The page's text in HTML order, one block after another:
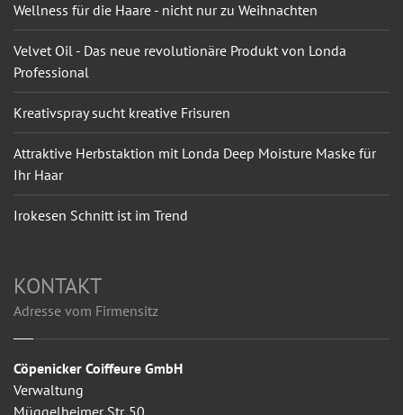
Wellness für die Haare - nicht nur zu Weihnachten
Velvet Oil - Das neue revolutionäre Produkt von Londa
Professional
Kreativspray sucht kreative Frisuren
Attraktive Herbstaktion mit Londa Deep Moisture Maske für
Ihr Haar
Irokesen Schnitt ist im Trend
KONTAKT
Adresse vom Firmensitz
Cöpenicker Coiffeure GmbH
Verwaltung
Müggelheimer Str. 50